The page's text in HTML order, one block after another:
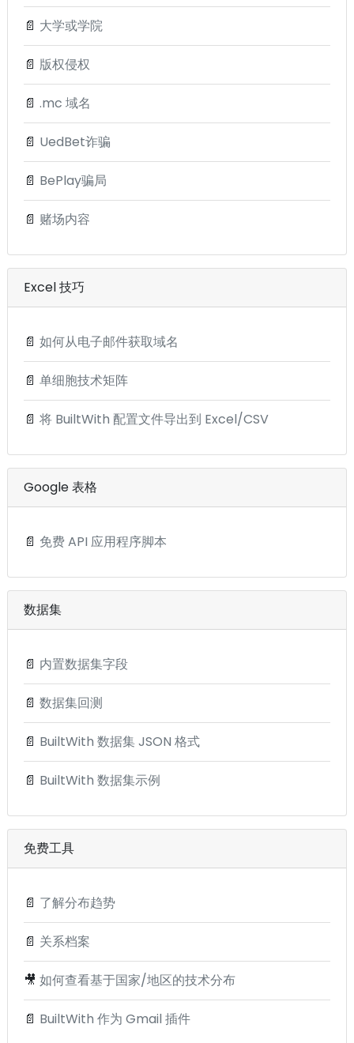
📄 大学或学院
📄 版权侵权
📄 .mc 域名
📄 UedBet诈骗
📄 BePlay骗局
📄 赌场内容
Excel 技巧
📄 如何从电子邮件获取域名
📄 单细胞技术矩阵
📄 将 BuiltWith 配置文件导出到 Excel/CSV
Google 表格
📄 免费 API 应用程序脚本
数据集
📄 内置数据集字段
📄 数据集回测
📄 BuiltWith 数据集 JSON 格式
📄 BuiltWith 数据集示例
免费工具
📄 了解分布趋势
📄 关系档案
🎥 如何查看基于国家/地区的技术分布
📄 BuiltWith 作为 Gmail 插件